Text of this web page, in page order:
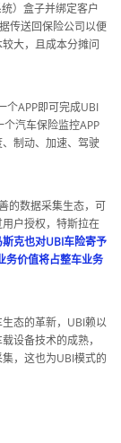
）盒子并绑定客户
传送回保险公司以便
大，且成本分摊问
个APP即可完成UBI
汽车保险监控APP
制动、加速、驾驶
的数据采集生态，可
户授权，特斯拉在
斯克也对UBI车险寄予
务价值将占整车业务
态的革新，UBI赖以
设备技术的成熟，
，这也为UBI模式的